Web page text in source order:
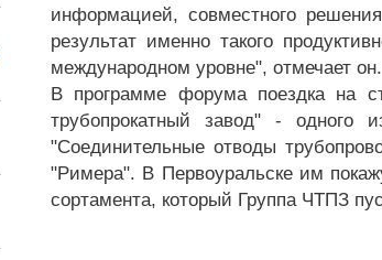
информацией, совместного
результат именно такого
международном уровне", отмечает он.
В программе форума поездка на
трубопрокатный завод" - одного
"Соединительные отводы
"Римера". В Первоуральске им
сортамента, который Группа ЧТПЗ